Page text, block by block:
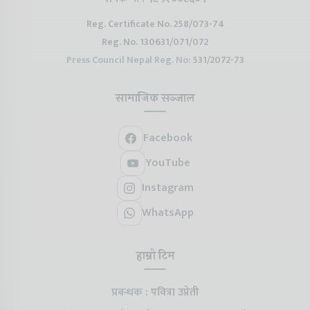
Reg. Certificate No. 258/073-74
Reg. No. 130631/071/072
Press Council Nepal Reg. No:531/2072-73
सामाजिक सञ्जाल
Facebook
YouTube
Instagram
WhatsApp
हाम्रो टिम
प्रबन्धक :पवित्रा उप्रेती